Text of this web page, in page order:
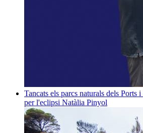
Tancats els parcs naturals dels Ports
per l'eclipsi Natàlia Pinyol